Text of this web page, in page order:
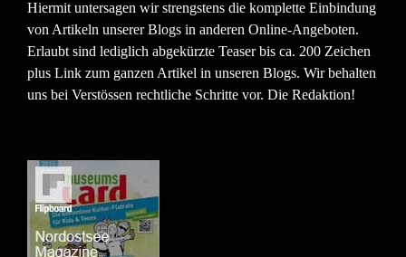
Hiermit untersagen wir strengstens die komplette Einbindung
von Artikeln unserer Blogs in anderen Online-Angeboten.
Erlaubt sind lediglich abgekürzte Teaser bis ca. 200 Zeichen
plus Link zum ganzen Artikel in unseren Blogs. Wir behalten
uns bei Verstössen rechtliche Schritte vor. Die Redaktion!